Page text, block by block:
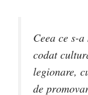
Ceea ce s-
codat
legionare,
de